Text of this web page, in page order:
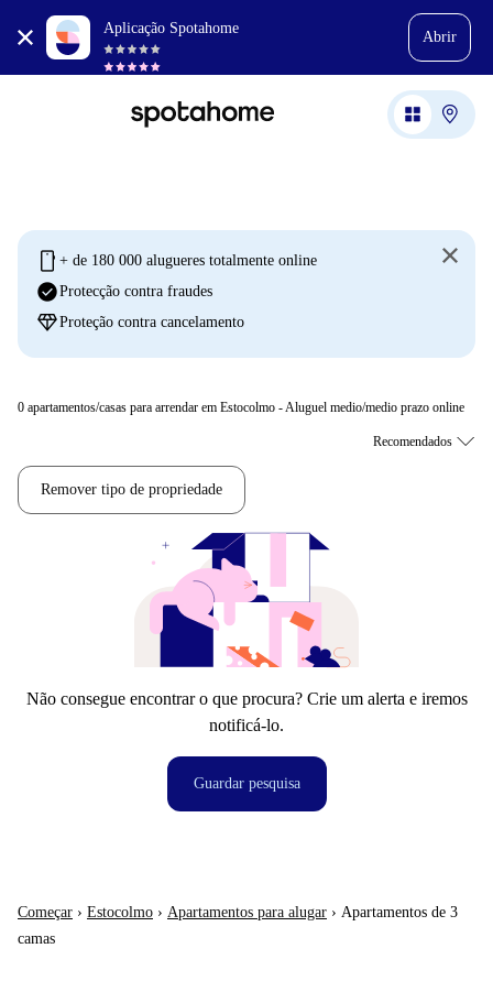
Aplicação Spotahome
Abrir
mobile + de 180 000 alugueres totalmente online
check_circleProtecção contra fraudes
diamondProteção contra cancelamento
0 apartamentos/casas para arrendar em Estocolmo - Aluguel medio/medio prazo online
Remover tipo de propriedade
Não consegue encontrar o que procura? Crie um alerta e iremos
notificá-lo.
Guardar pesquisa
Começar › Estocolmo › Apartamentos para alugar › Apartamentos de 3
camas